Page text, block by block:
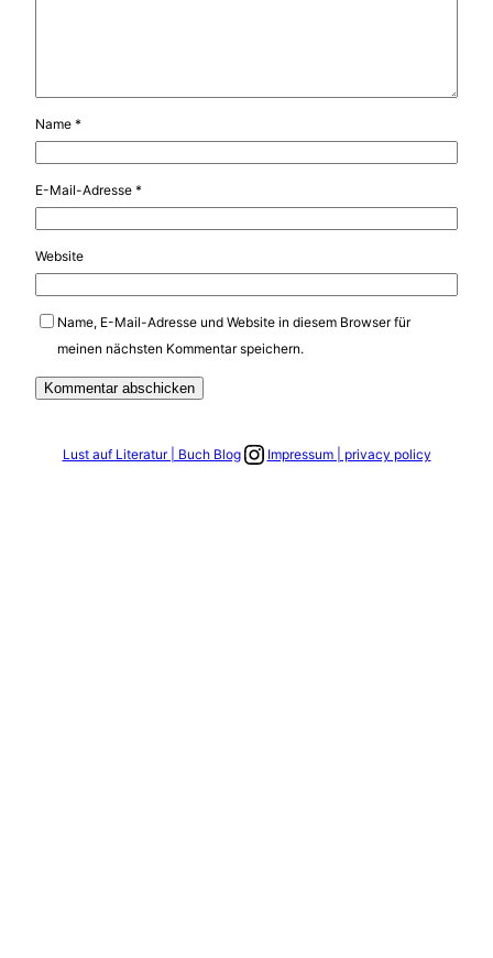
Name *
E-Mail-Adresse *
Website
Name, E-Mail-Adresse und Website in diesem Browser für
meinen nächsten Kommentar speichern.
Lust auf Literatur | Buch BlogLink zum Instagram Account
Impressum | privacy policy